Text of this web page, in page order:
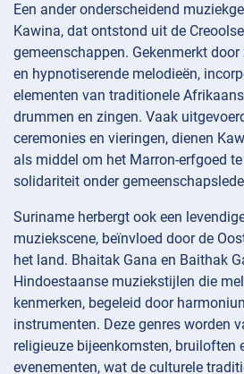
Een ander onderscheidend
Kawina, dat ontstond uit de
gemeenschappen. Gekenmerkt
en hypnotiserende melodieën,
elementen van traditionele
drummen en zingen. Vaak
ceremonies en vieringen, dienen
als middel om het Marron-erfgoed
solidariteit onder
Suriname herbergt ook een
muziekscene, beïnvloed door de
het land. Bhaitak Gana en Baithak
Hindoestaanse muziekstijlen die
kenmerken, begeleid door
instrumenten. Deze genres worden
religieuze bijeenkomsten, bruiloften
evenementen, wat de culturele